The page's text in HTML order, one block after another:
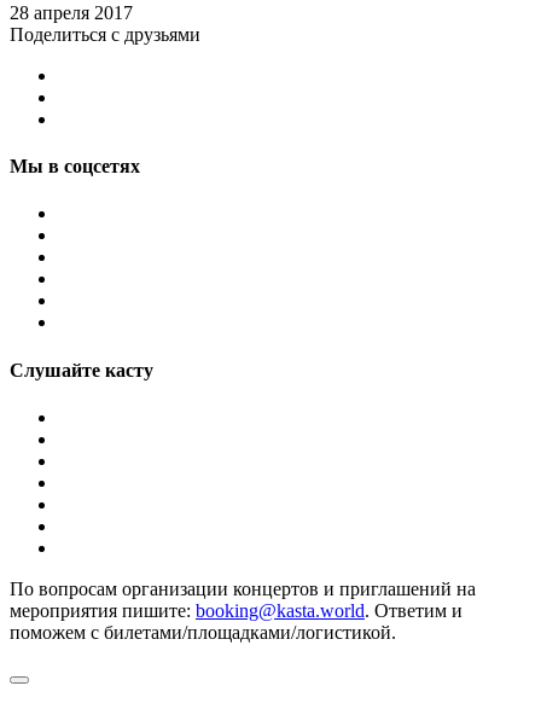
28 апреля 2017
Поделиться с друзьями
Мы в соцсетях
Слушайте касту
По вопросам организации концертов и приглашений на
мероприятия пишите: booking@kasta.world. Ответим и
поможем с билетами/площадками/логистикой.